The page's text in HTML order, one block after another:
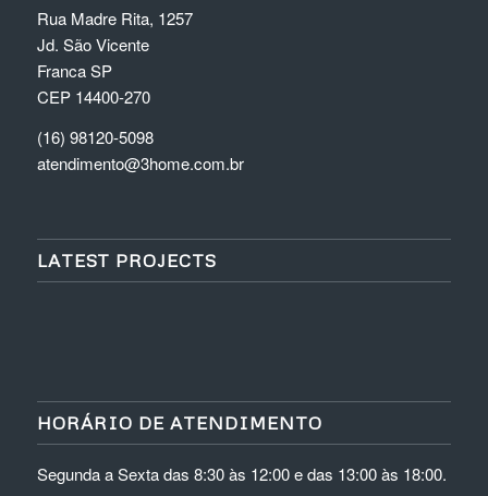
Rua Madre Rita, 1257
Jd. São Vicente
Franca SP
CEP 14400-270
(16) 98120-5098
atendimento@3home.com.br
LATEST PROJECTS
HORÁRIO DE ATENDIMENTO
Segunda a Sexta das 8:30 às 12:00 e das 13:00 às 18:00.